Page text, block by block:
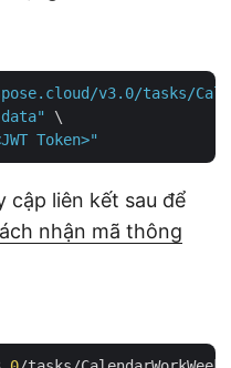
v3.0/tasks/
\
Token>"
cập liên kết sau để
nhận mã thông